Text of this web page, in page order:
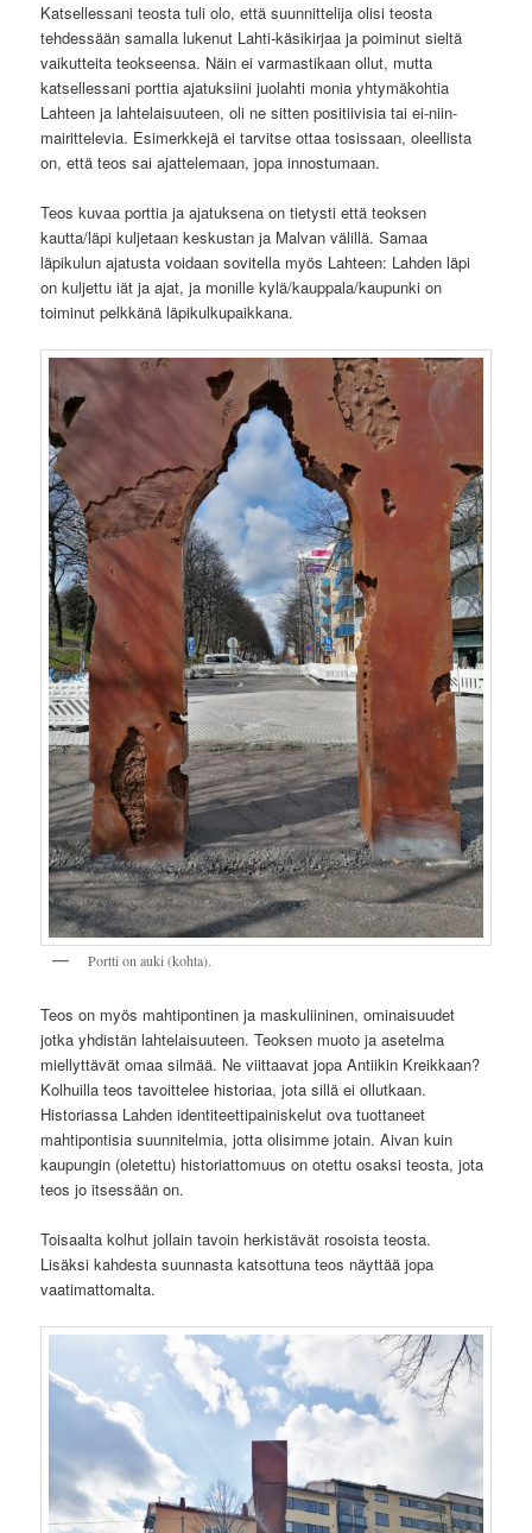
Katsellessani teosta tuli olo, että suunnittelija olisi teosta
tehdessään samalla lukenut Lahti-käsikirjaa ja poiminut sieltä
vaikutteita teokseensa. Näin ei varmastikaan ollut, mutta
katsellessani porttia ajatuksiini juolahti monia yhtymäkohtia
Lahteen ja lahtelaisuuteen, oli ne sitten positiivisia tai ei-niin-
mairittelevia. Esimerkkejä ei tarvitse ottaa tosissaan, oleellista
on, että teos sai ajattelemaan, jopa innostumaan.
Teos kuvaa porttia ja ajatuksena on tietysti että teoksen
kautta/läpi kuljetaan keskustan ja Malvan välillä. Samaa
läpikulun ajatusta voidaan sovitella myös Lahteen: Lahden läpi
on kuljettu iät ja ajat, ja monille kylä/kauppala/kaupunki on
toiminut pelkkänä läpikulkupaikkana.
Portti on auki (kohta).
Teos on myös mahtipontinen ja maskuliininen, ominaisuudet
jotka yhdistän lahtelaisuuteen. Teoksen muoto ja asetelma
miellyttävät omaa silmää. Ne viittaavat jopa Antiikin Kreikkaan?
Kolhuilla teos tavoittelee historiaa, jota sillä ei ollutkaan.
Historiassa Lahden identiteettipainiskelut ova tuottaneet
mahtipontisia suunnitelmia, jotta olisimme jotain. Aivan kuin
kaupungin (oletettu) historiattomuus on otettu osaksi teosta, jota
teos jo itsessään on.
Toisaalta kolhut jollain tavoin herkistävät rosoista teosta.
Lisäksi kahdesta suunnasta katsottuna teos näyttää jopa
vaatimattomalta.